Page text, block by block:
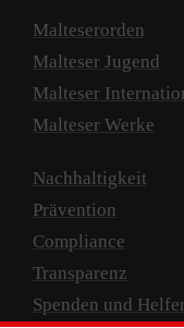
Malteserorden
Malteser Jugend
Malteser
Malteser Werke
Nachhaltigkeit
Prävention
Compliance
Transparenz
Spenden und